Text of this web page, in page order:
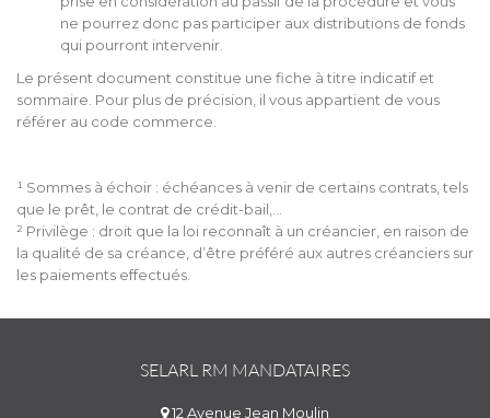
ne pourrez donc pas participer aux distributions de fonds
qui pourront intervenir.
Le présent document constitue une fiche à titre indicatif et
sommaire. Pour plus de précision, il vous appartient de vous
référer au code commerce.
¹ Sommes à échoir : échéances à venir de certains contrats, tels
que le prêt, le contrat de crédit-bail,…
² Privilège : droit que la loi reconnaît à un créancier, en raison de
la qualité de sa créance, d’être préféré aux autres créanciers sur
les paiements effectués.
SELARL RM MANDATAIRES
12 Avenue Jean Moulin